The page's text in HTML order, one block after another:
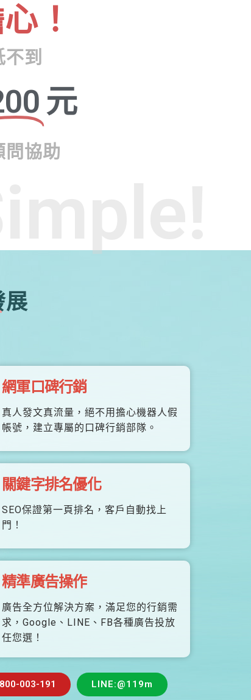
！
到
元
問協助
展
網軍口碑行銷
真人發文真流量，絕不用擔心機器人假
帳號，建立專屬的口碑行銷部隊。
關鍵字排名優化
SEO保證第一頁排名，客戶自動找上
門！
精準廣告操作
廣告全方位解決方案，滿足您的行銷需
求，Google、LINE、FB各種廣告投放
任您選！
003-191 LINE:@119m